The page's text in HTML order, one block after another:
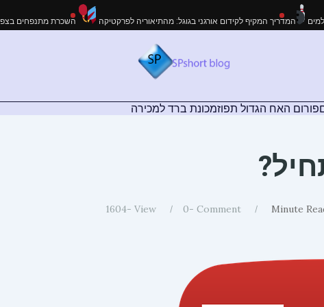
המדריך לאירועים מושלמים המדריך המקיף לקידום אורגני בגוגל: מהתיאוריה לפרקטיקה
פורום האח הגדול תפוזמכונת ברד למכירה
Minute
0 Comment -
1604 View -